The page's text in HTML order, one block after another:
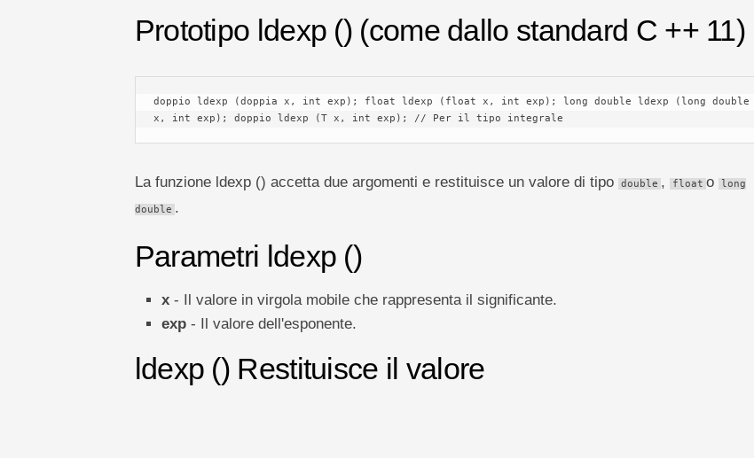
Prototipo ldexp () (come dallo standard C ++ 11)
doppio ldexp (doppia x, int exp); float ldexp (float x, int exp); long double ldexp (long double
x, int exp); doppio ldexp (T x, int exp); // Per il tipo integrale
La funzione ldexp () accetta due argomenti e restituisce un valore di tipo double , float o long
double .
Parametri ldexp ()
x- Il valore in virgola mobile che rappresenta il significante.
exp- Il valore dell'esponente.
ldexp () Restituisce il valore